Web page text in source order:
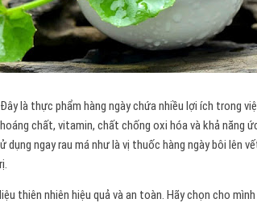
là thực phẩm hàng ngày chứa nhiều lợi ích trong
chất, vitamin, chất chống oxi hóa và khả năng
ngay rau má như là vị thuốc hàng ngày bôi lên
thiên nhiên hiệu quả và an toàn. Hãy chọn cho